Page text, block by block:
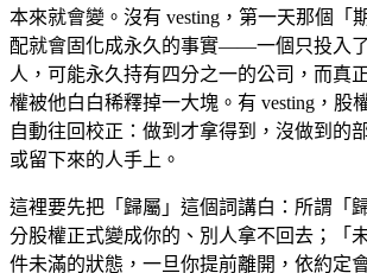
本來就會變。沒有 vesting，第一天那個「
配就會固化成永久的事實——一個只投入
人，可能永久持有四分之一的公司，而真
權被他白白稀釋掉一大塊。有 vesting，股
自動往回校正：做到才拿得到，沒做到的
或留下來的人手上。
這裡要先把「歸屬」這個詞講白：所謂「
分股權正式變成你的、別人拿不回去；「
件未滿的狀態，一旦你提前離開，依約定